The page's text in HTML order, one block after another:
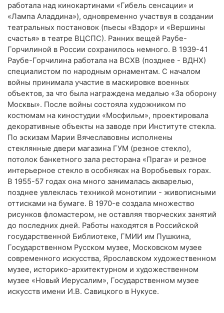
работала над кинокартинами «Гибель сенсации» и
«Лампа Аладдина»), одновременно участвуя в создании
театральных постановок (пьесы «Вздор» и «Вершины
счастья» в театре ВЦСПС). Ранних вещей Раубе-
Горчилиной в России сохранилось немного. В 1939-41
Раубе-Горчилина работала на ВСХВ (позднее - ВДНХ)
специалистом по народным орнаментам. С началом
войны принимала участие в маскировке военных
объектов, за что была награждена медалью «За оборону
Москвы». После войны состояла художником по
костюмам на киностудии «Мосфильм», проектировала
декоративные объекты на заводе при Институте стекла.
По эскизам Марии Вячеславовны исполнены
стеклянные двери магазина ГУМ (резное стекло),
потолок банкетного зала ресторана «Прага» и резное
интерьерное стекло в особняках на Воробьевых горах.
В 1955-57 годах она много занималась акварелью,
позднее увлеклась техникой монотипии - живописными
оттисками на бумаге. В 1970-е создала множество
рисунков фломастером, не оставляя творческих занятий
до последних дней. Работы находятся в Российской
государственной Библиотеке, ГМИИ им Пушкина,
Государственном Русском музее, Московском музее
современного искусства, Ярославском художественном
музее, историко-архитектурном и художественном
музее «Новый Иерусалим», Государственном музее
искусств имени И.В. Савицкого в Нукусе.